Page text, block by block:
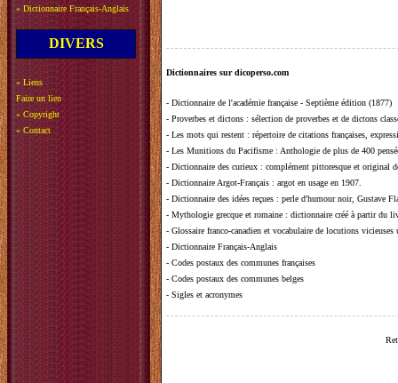
» Dictionnaire Français-Anglais
DIVERS
» Liens
Faire un lien
» Copyright
» Contact
Dictionnaires sur dicoperso.com
- Dictionnaire de l'académie française - Septième édition (1877)
- Proverbes et dictons : sélection de proverbes et de dictons
- Les mots qui restent : répertoire de citations françaises,
- Les Munitions du Pacifisme : Anthologie de plus de 400
- Dictionnaire des curieux : complément pittoresque et original
- Dictionnaire Argot-Français : argot en usage en 1907.
- Dictionnaire des idées reçues : perle d'humour noir, Gustave
- Mythologie grecque et romaine : dictionnaire créé à partir du
- Glossaire franco-canadien et vocabulaire de locutions vicieuses
- Dictionnaire Français-Anglais
- Codes postaux des communes françaises
- Codes postaux des communes belges
- Sigles et acronymes